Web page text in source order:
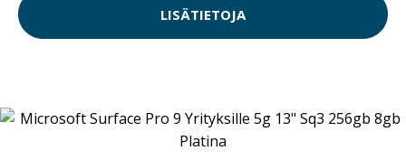
LISÄTIETOJA